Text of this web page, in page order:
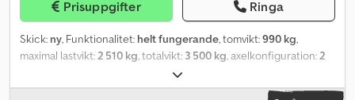
Prisuppgifter Ringa
Skick: ny, Funktionalitet: helt fungerande, tomvikt:990 kg,
maximal lastvikt:2 510 kg, totalvikt: 3 500 kg, axelkonfiguration:2
3 620 mm
mm, lastutrymmeshöjd:350 mm, fjädring:parabolbladfjäder,